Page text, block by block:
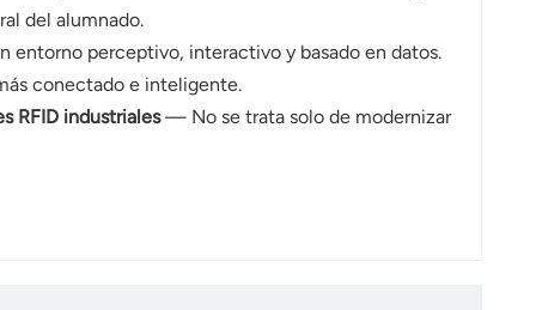
del alumnado.
entorno perceptivo, interactivo y basado en datos.
conectado e inteligente.
RFID industriales— No se trata solo de modernizar